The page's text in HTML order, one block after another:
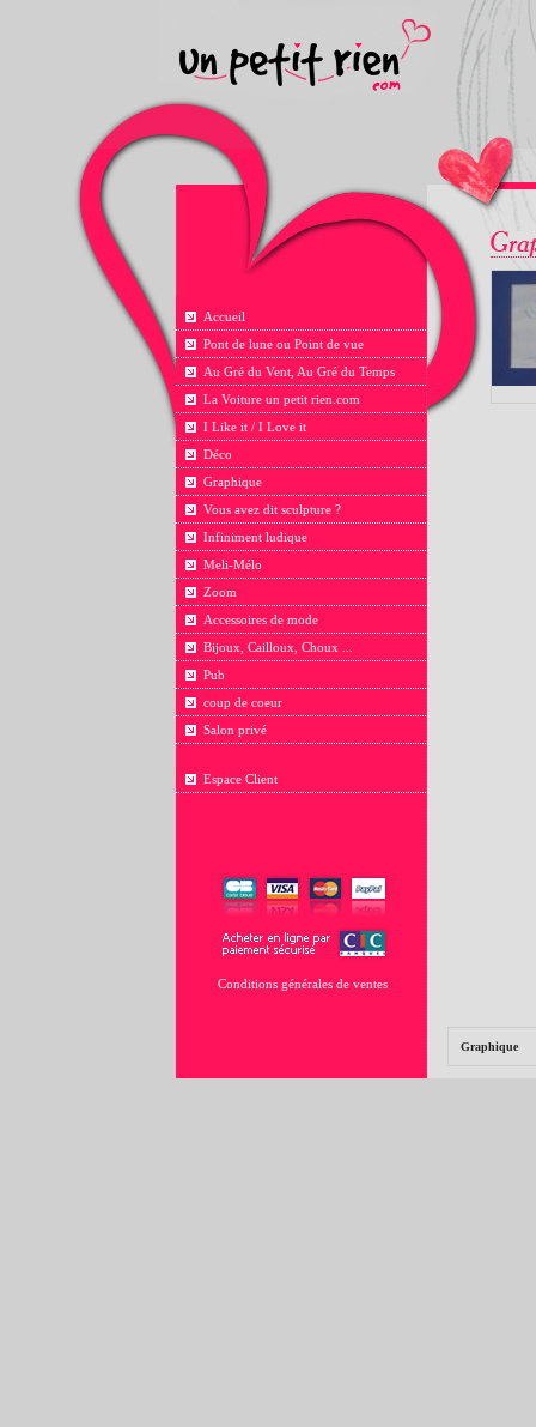
Accueil
Pont de lune ou Point de vue
Au Gré du Vent, Au Gré du Temps
La Voiture un petit rien.com
I Like it / I Love it
Déco
Graphique
Vous avez dit sculpture ?
Infiniment ludique
Meli-Mélo
Zoom
Accessoires de mode
Bijoux, Cailloux, Choux ...
Pub
coup de coeur
Salon privé
Espace Client
Conditions générales de ventes
Graphique